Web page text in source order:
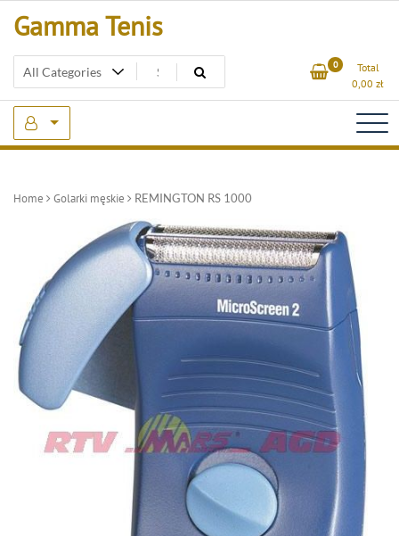
Gamma Tenis
0
Total
0,00 zł
Home Golarki męskie REMINGTON RS 1000